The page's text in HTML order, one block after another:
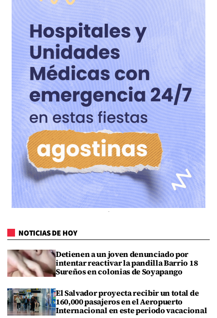
NOTICIAS DE HOY
Detienen a un joven denunciado por
intentar reactivar la pandilla Barrio 18
Sureños en colonias de Soyapango
El Salvador proyecta recibir un total de
160,000 pasajeros en el Aeropuerto
Internacional en este periodo vacacional